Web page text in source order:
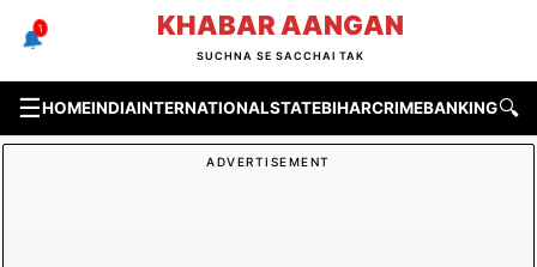
Skip
🔔
1 KHABAR AANGAN
SUCHNA SE SACCHAI TAK
☰HOMEINDIAINTERNATIONALSTATEBIHARCRIMEBANKING &🔍
ADVERTISEMENT